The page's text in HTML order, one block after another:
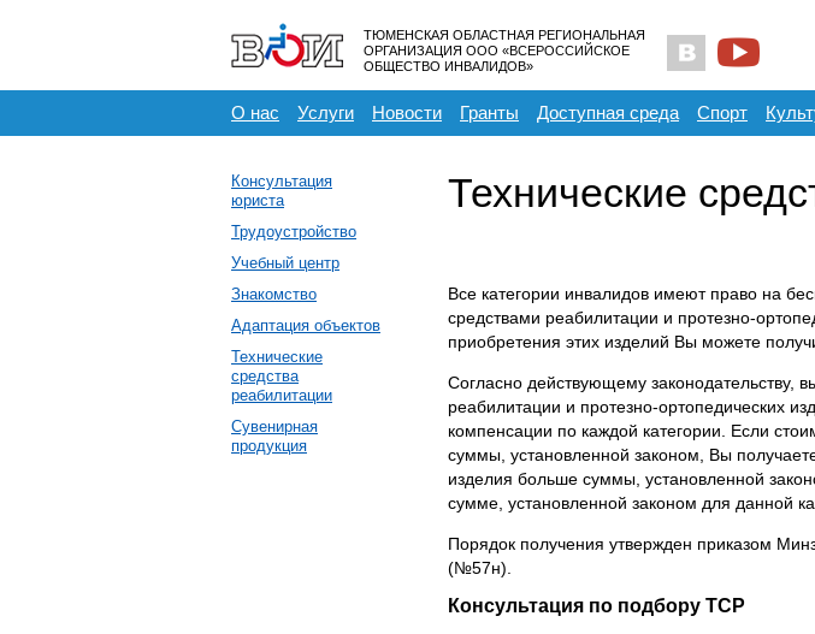
ТЮМЕНСКАЯ ОБЛАСТНАЯ РЕГИОНАЛЬНАЯ
ОРГАНИЗАЦИЯ ООО «ВСЕРОССИЙСКОЕ
ОБЩЕСТВО ИНВАЛИДОВ»
О нас Услуги Новости Гранты Доступная среда Спорт
Консультация
юриста
Трудоустройство
Учебный центр
Знакомство
Адаптация объектов
Технические
средства
реабилитации
Сувенирная
продукция
Технические
Все категории инвалидов имеют право на
средствами реабилитации и протезно-
приобретения этих изделий Вы можете
Согласно действующему законодательству,
реабилитации и протезно-ортопедических
компенсации по каждой категории. Если
суммы, установленной законом, Вы
изделия больше суммы, установленной
сумме, установленной законом для данной
Порядок получения утвержден приказом
(№57н).
Консультация по подбору TCP